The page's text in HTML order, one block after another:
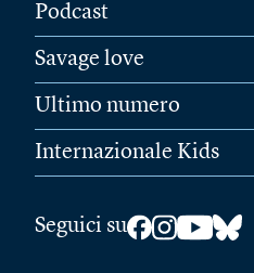
Podcast
Savage love
Ultimo numero
Internazionale Kids
Seguici su